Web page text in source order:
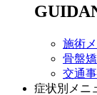
施術
骨盤
交通
症状別メニ